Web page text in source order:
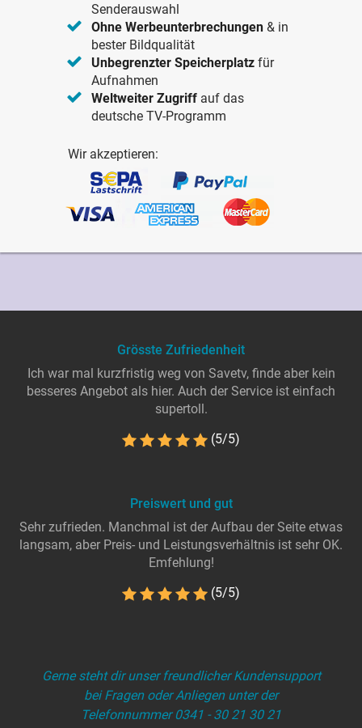
Senderauswahl
Ohne Werbeunterbrechungen & in
bester Bildqualität
Unbegrenzter Speicherplatz für
Aufnahmen
Weltweiter Zugriff auf das
deutsche TV-Programm
Wir akzeptieren:
Grösste Zufriedenheit
Ich war mal kurzfristig weg von Savetv, finde aber kein
besseres Angebot als hier. Auch der Service ist einfach
supertoll.
(5/5)
Preiswert und gut
Sehr zufrieden. Manchmal ist der Aufbau der Seite etwas
langsam, aber Preis- und Leistungsverhältnis ist sehr OK.
Emfehlung!
(5/5)
Gerne steht dir unser freundlicher Kundensupport
bei Fragen oder Anliegen unter der
Telefonnummer 0341 - 30 21 30 21